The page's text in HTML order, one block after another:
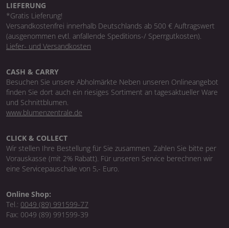
LIEFERUNG
*Gratis Lieferung!
Versandkostenfrei innerhalb Deutschlands ab 500 € Auftragswert
(ausgenommen evtl. anfallende Speditions-/ Sperrgutkosten).
Liefer- und Versandkosten
CASH & CARRY
Besuchen Sie unsere Abholmärkte Neben unseren Onlineangebot
finden Sie dort auch ein riesiges Sortiment an tagesaktueller Ware
und Schnittblumen.
www.blumenzentrale.de
CLICK & COLLECT
Wir stellen Ihre Bestellung für Sie zusammen. Zahlen Sie bitte per
Vorauskasse (mit 2% Rabatt). Für unseren Service berechnen wir
eine Servicepauschale von 5,- Euro.
Online Shop:
Tel.: 0049 (89) 991599-77
Fax: 0049 (89) 991599-39